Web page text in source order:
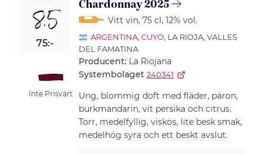
8.5
75:-
Inte Prisvärt
Chardonnay 2025
Vitt vin, 75 cl, 12% vol.
ARGENTINA, CUYO, LA RIOJA, VALLES
DEL FAMATINA
Producent: La Riojana
Systembolaget 240341
Ung, blommig doft med fläder, päron,
burkmandarin, vit persika och citrus.
Torr, medelfyllig, viskös, lite besk smak,
medelhög syra och ett beskt avslut.